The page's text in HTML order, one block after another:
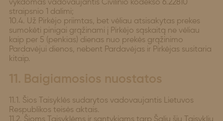
vykdomas vadovaujantis Civilinio kodekso 6.22810
straipsnio 1 dalimi;
10.4. Už Pirkėjo priimtas, bet vėliau atsisakytas prekes
sumokėti pinigai grąžinami į Pirkėjo sąskaitą ne vėliau
kaip per 5 (penkias) dienas nuo prekės grąžinimo
Pardavėjui dienos, nebent Pardavėjas ir Pirkėjas susitaria
kitaip.
11. Baigiamosios nuostatos
11.1. Šios Taisyklės sudarytos vadovaujantis Lietuvos
Respublikos teisės aktais.